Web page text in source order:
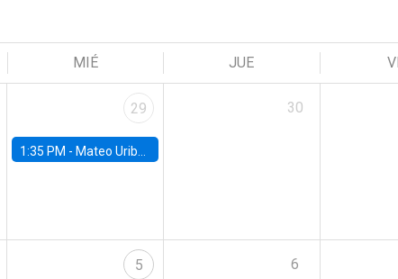
MIÉ JUE
29
1:35 PM - Mateo Uribe-Castro, Universidad de los Andes (Colombia)
30
5 6